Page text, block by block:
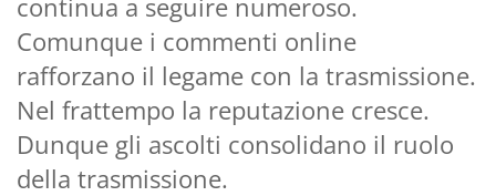
Comunque i commenti online
rafforzano il legame con la trasmissione.
Nel frattempo la reputazione cresce.
Dunque gli ascolti consolidano il ruolo
della trasmissione.